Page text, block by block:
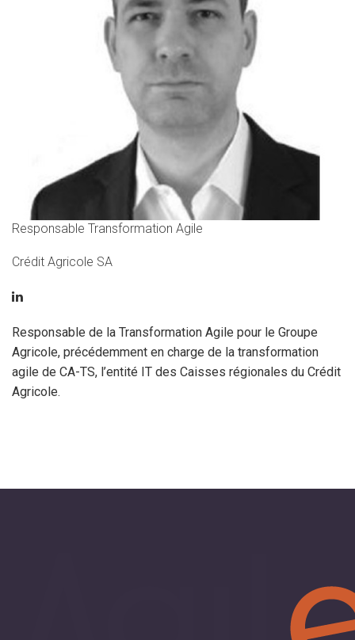
Responsable Transformation Agile
Crédit Agricole SA
Responsable de la Transformation Agile pour le Groupe
Agricole, précédemment en charge de la transformation
agile de CA-TS, l’entité IT des Caisses régionales du Crédit
Agricole.